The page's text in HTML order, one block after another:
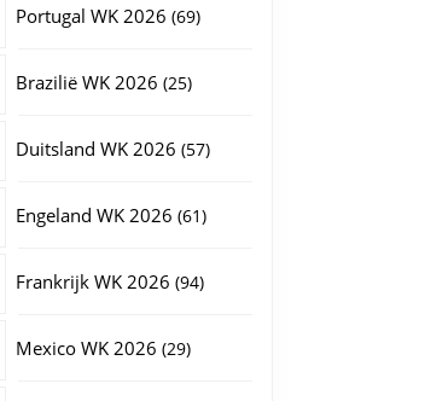
Portugal WK 2026 6969
Brazilië WK 2026 2525
Duitsland WK 2026 5757
Engeland WK 2026 6161
Frankrijk WK 2026 9494
Mexico WK 2026 2929